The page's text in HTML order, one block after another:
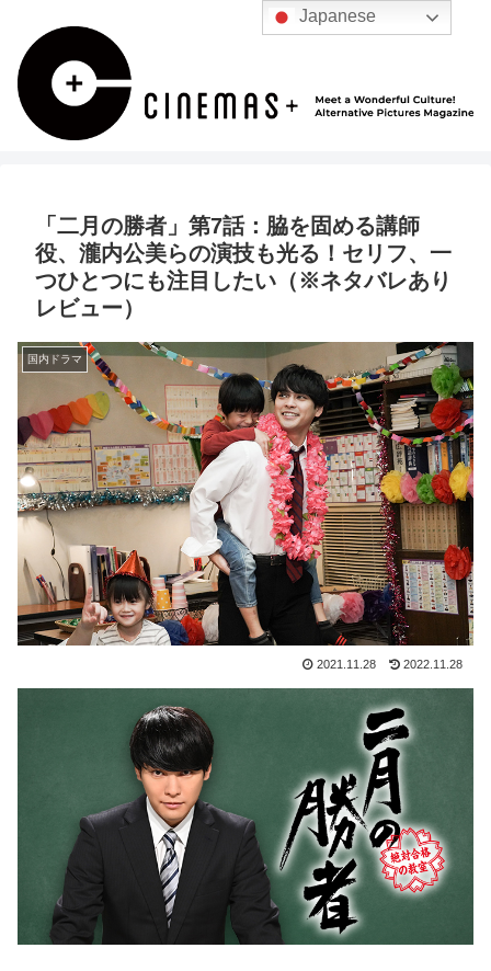
「二月の勝者」第7話：脇を固める講師
役、瀧内公美らの演技も光る！セリフ、一
つひとつにも注目したい（※ネタバレあり
レビュー）
国内ドラマ
2021.11.28 2022.11.28
Japanese